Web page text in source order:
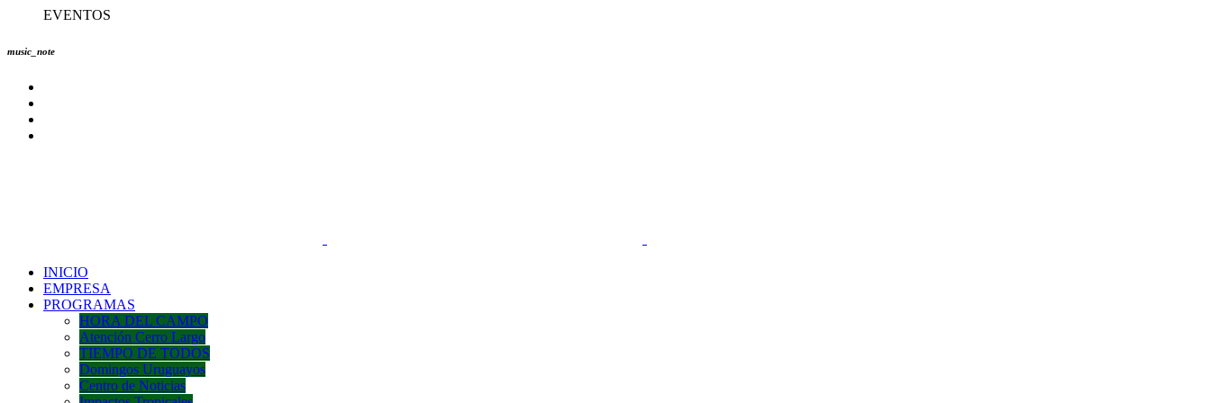
EVENTOS
music_note
INICIO
EMPRESA
PROGRAMAS
HORA DEL CAMPO
Atención Cerro Largo
TIEMPO DE TODOS
Domingos Uruguayos
Centro de Noticias